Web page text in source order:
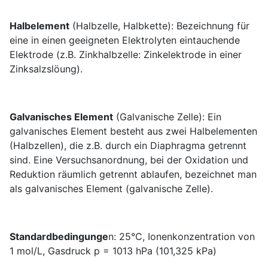
Halbelement (Halbzelle, Halbkette): Bezeichnung für
eine in einen geeigneten Elektrolyten eintauchende
Elektrode (z.B. Zinkhalbzelle: Zinkelektrode in einer
Zinksalzslöung).
Galvanisches Element (Galvanische Zelle): Ein
galvanisches Element besteht aus zwei Halbelementen
(Halbzellen), die z.B. durch ein Diaphragma getrennt
sind. Eine Versuchsanordnung, bei der Oxidation und
Reduktion räumlich getrennt ablaufen, bezeichnet man
als galvanisches Element (galvanische Zelle).
Standardbedingungen: 25°C, Ionenkonzentration von
1 mol/L, Gasdruck p = 1013 hPa (101,325 kPa)